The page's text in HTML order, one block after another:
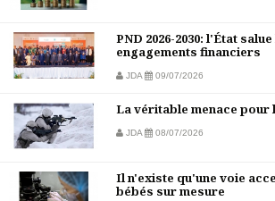
PND 2026-2030: l'État
engagements financiers
JDA 09/07/2026
La véritable menace pour
JDA 08/07/2026
Il n'existe qu'une voie
bébés sur mesure